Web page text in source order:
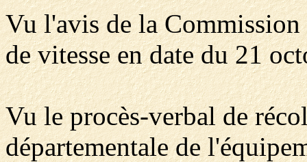
Vu l'avis de la
de vitesse en date du 21
Vu le procès-verbal de
départementale de